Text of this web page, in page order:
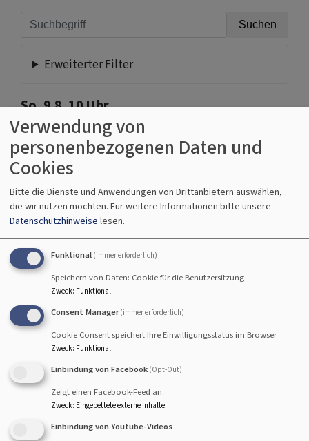
Erweiterter Filter
So, 9.8. 10 Uhr
Gottesdienst mit Abendmahl - anschließend
Kirchenkaffee
Prädikantin Susanne Freund
Hallstadt Johanneskirche Hallstadt
So, 16.8. 10 Uhr
Gottesdienst - anschließend Kirchenkaffee
Lektor Koch und Rabbinerin Deusel
Hallstadt Johanneskirche Hallstadt
So, 23.8. 10 Uhr
Gottesdienst - anschließend Kirchenkaffee
Lektorin Herold
Verwendung von
personenbezogenen Daten und
Cookies
Bitte die Dienste und Anwendungen von Drittanbietern auswählen,
die wir nutzen möchten. Für weitere Informationen bitte unsere
Datenschutzhinweise lesen.
Funktional (immer erforderlich)
Speichern von Daten: Cookie für die Benutzersitzung
Zweck: Funktional
Consent Manager (immer erforderlich)
Cookie Consent speichert Ihre Einwilligungsstatus im Browser
Zweck: Funktional
Einbindung von Facebook (Opt-Out)
Zeigt einen Facebook-Feed an.
Zweck: Eingebettete externe Inhalte
Einbindung von Youtube-Videos